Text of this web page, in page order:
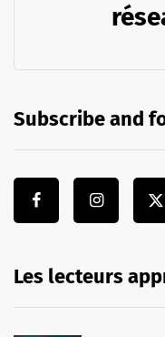
Subscribe and
Les lecteurs